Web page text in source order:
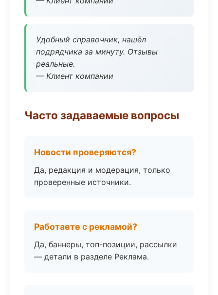
Удобный справочник, нашёл
подрядчика за минуту. Отзывы
реальные.
— Клиент компании
Часто задаваемые вопросы
Новости проверяются?
Да, редакция и модерация, только
проверенные источники.
Работаете с рекламой?
Да, баннеры, топ-позиции, рассылки
— детали в разделе Реклама.